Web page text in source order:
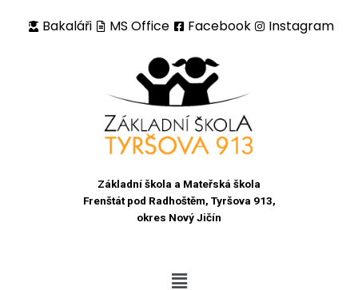
Bakaláři MS Office Facebook Instagram
Základní škola a Mateřská škola
Frenštát pod Radhoštěm, Tyršova 913,
okres Nový Jičín